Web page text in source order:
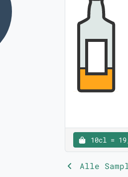
10cl =
Alle